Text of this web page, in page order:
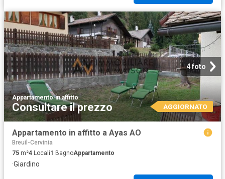
4 foto
Appartamento·in affitto
Consultare il prezzo AGGIORNATO
Appartamento in affitto a Ayas AO
Breuil-Cervinia
75 m²4 Locali1 BagnoAppartamento
·Giardino